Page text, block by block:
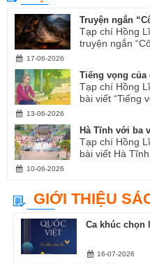
Truyện ngắn
Tạp chí Hồng
truyện ngắn
17-06-2026
Tiếng vọng
Tạp chí Hồng
bài viết “Tiếng
13-06-2026
Hà Tĩnh với ba
Tạp chí Hồng
bài viết Hà Tĩnh
10-06-2026
GIỚI THIỆU
Ca khúc chọn
16-07-2026